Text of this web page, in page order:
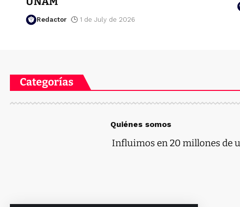
Redactor 1 de July de 2026
Categorías
Quiénes somos
Influimos en 20 millones de